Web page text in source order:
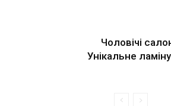
Чоловічі
Унікальне